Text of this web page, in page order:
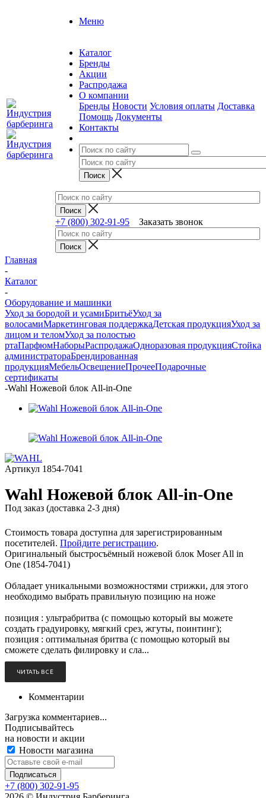
Меню
Каталог
Бренды
Акции
Распродажа
О компании
Бренды Новости Условия оплаты Доставка
Помощь Документы
Контакты
+7 (800) 302-91-95 Заказать звонок
Главная
-
Каталог
-
Оборудование и машинки
Уход за бородой и усамиБритьёУход за
волосамиМаркетинговая поддержкаДетская продукцияУход за
лицом и теломУход за полостью
ртаПарфюмНаборыРаспродажаОдноразовая продукцияСтойка
администратораБрендированная
продукцияМебельОсвещениеПрочееПодарочные
сертификаты
-Wahl Ножевой блок All-in-One
Артикул 1854-7041
Wahl Ножевой блок All-in-One
Под заказ (доставка 2-3 дня)
Стоимость товара доступна для зарегистрированным
посетителей. Пройдите регистрацию.
Оригинальный быстросъёмный ножевой блок Moser All in
One (1854-7041)
Обладает уникальными возможностями стрижки, для этого
необходимо выбрать правильную позицию на ноже
позиция : ультрабритва (с помощью который вы можете
создать градуировку, мягкий срез, жгуты, поинтинг);
позиция : оптимальная бритва (с помощью который вы
сможете сделать филировку и сла...
ЧИТАТЬ ВСЁ
Комментарии
Загрузка комментариев...
Подписывайтесь
на новости и акции
Новости магазина
+7 (800) 302-91-95